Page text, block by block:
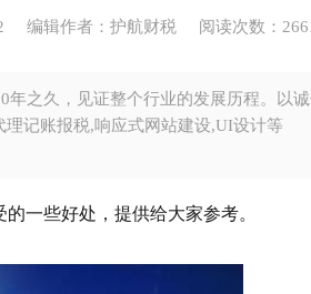
编辑作者：护航财税 阅读次数：
之久，见证整个行业的发展历程。以
记账报税,响应式网站建设,UI设计等
一些好处，提供给大家参考。